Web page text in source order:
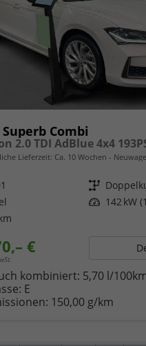
Superb Combi
Lieferzeit: Ca. 10 Wochen
Getriebe
Leistung 142 kW
€
kombiniert: 5,70 l/
E
150,00 g/km